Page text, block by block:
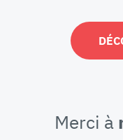
Merci à